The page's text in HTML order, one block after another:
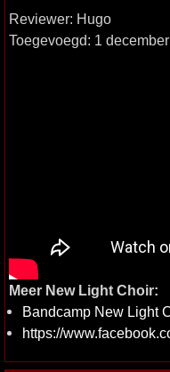
Reviewer: Hugo
Toegevoegd: 1
Meer New Light Choir:
Bandcamp New Light
https://